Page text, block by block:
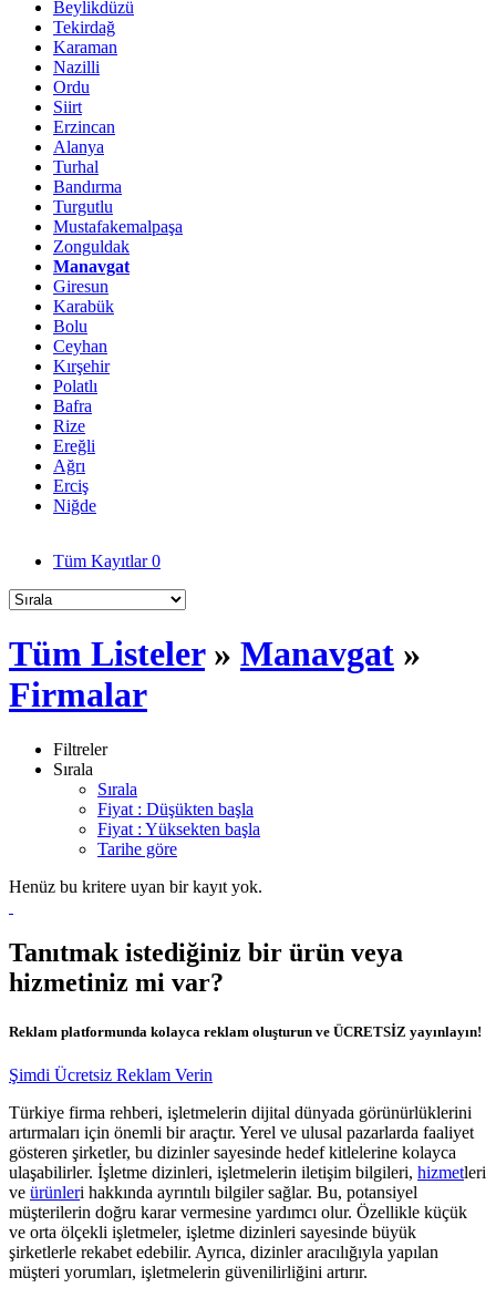
Beylikdüzü
Tekirdağ
Karaman
Nazilli
Ordu
Siirt
Erzincan
Alanya
Turhal
Bandırma
Turgutlu
Mustafakemalpaşa
Zonguldak
Manavgat
Giresun
Karabük
Bolu
Ceyhan
Kırşehir
Polatlı
Bafra
Rize
Ereğli
Ağrı
Erciş
Niğde
Tüm Kayıtlar0
Tüm Listeler» Manavgat »
Firmalar
Filtreler
Sırala
Sırala
Fiyat : Düşükten başla
Fiyat : Yüksekten başla
Tarihe göre
Henüz bu kritere uyan bir kayıt yok.
Tanıtmak istediğiniz bir ürün veya
hizmetiniz mi var?
Reklam platformunda kolayca reklam oluşturun ve ÜCRETSİZ yayınlayın!
Şimdi Ücretsiz Reklam Verin
Türkiye firma rehberi, işletmelerin dijital dünyada görünürlüklerini
artırmaları için önemli bir araçtır. Yerel ve ulusal pazarlarda faaliyet
gösteren şirketler, bu dizinler sayesinde hedef kitlelerine kolayca
ulaşabilirler. İşletme dizinleri, işletmelerin iletişim bilgileri, hizmetleri
ve ürünleri hakkında ayrıntılı bilgiler sağlar. Bu, potansiyel
müşterilerin doğru karar vermesine yardımcı olur. Özellikle küçük
ve orta ölçekli işletmeler, işletme dizinleri sayesinde büyük
şirketlerle rekabet edebilir. Ayrıca, dizinler aracılığıyla yapılan
müşteri yorumları, işletmelerin güvenilirliğini artırır.